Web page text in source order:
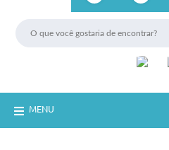
MENU